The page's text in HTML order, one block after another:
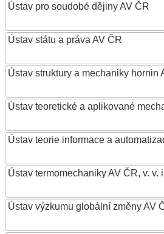
Ústav pro soudobé dějiny AV ČR
Ústav státu a práva AV ČR
Ústav struktury a mechaniky hornin
Ústav teoretické a aplikované
Ústav teorie informace a
Ústav termomechaniky AV ČR, v. v.
Ústav výzkumu globální změny AV